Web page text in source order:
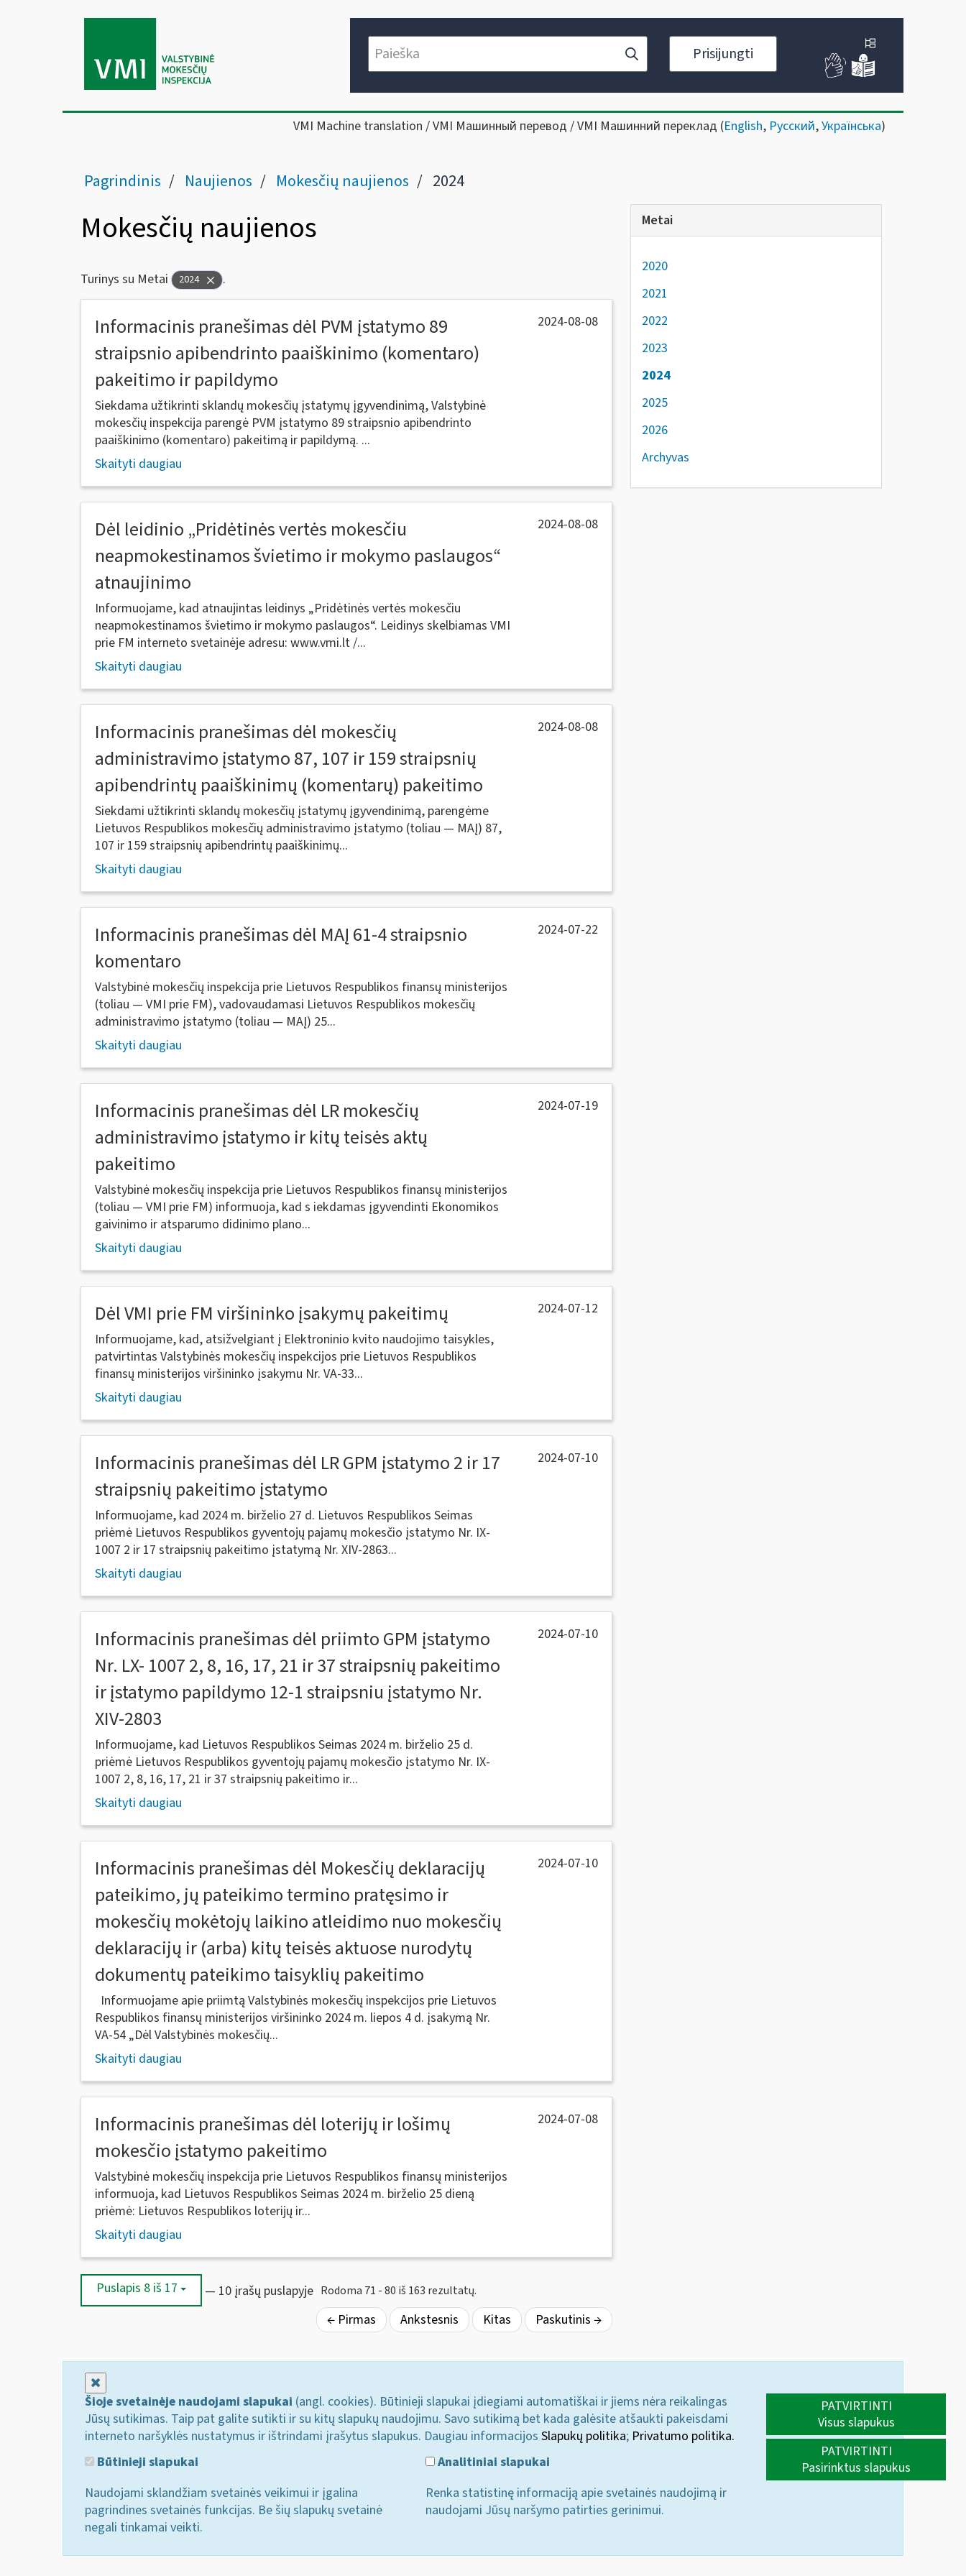
Prisijungti
VMI Machine translation / VMI Машинный перевод / VMI Машинний переклад (English, Русский,Українська)
Pagrindinis Naujienos Mokesčių naujienos 2024
Mokesčių naujienos
Turinys su Metai 2024 .
Informacinis pranešimas dėl PVM įstatymo 89
straipsnio apibendrinto paaiškinimo (komentaro)
pakeitimo ir papildymo
2024-08-08
Siekdama užtikrinti sklandų mokesčių įstatymų įgyvendinimą, Valstybinė
mokesčių inspekcija parengė PVM įstatymo 89 straipsnio apibendrinto
paaiškinimo (komentaro) pakeitimą ir papildymą. ...
Skaityti daugiau
Dėl leidinio „Pridėtinės vertės mokesčiu
neapmokestinamos švietimo ir mokymo paslaugos“
atnaujinimo
2024-08-08
Informuojame, kad atnaujintas leidinys „Pridėtinės vertės mokesčiu
neapmokestinamos švietimo ir mokymo paslaugos“. Leidinys skelbiamas VMI
prie FM interneto svetainėje adresu: www.vmi.lt /...
Skaityti daugiau
Informacinis pranešimas dėl mokesčių
administravimo įstatymo 87, 107 ir 159 straipsnių
apibendrintų paaiškinimų (komentarų) pakeitimo
2024-08-08
Siekdami užtikrinti sklandų mokesčių įstatymų įgyvendinimą, parengėme
Lietuvos Respublikos mokesčių administravimo įstatymo (toliau — MAĮ) 87,
107 ir 159 straipsnių apibendrintų paaiškinimų...
Skaityti daugiau
Informacinis pranešimas dėl MAĮ 61-4 straipsnio
komentaro
2024-07-22
Valstybinė mokesčių inspekcija prie Lietuvos Respublikos finansų ministerijos
(toliau — VMI prie FM), vadovaudamasi Lietuvos Respublikos mokesčių
administravimo įstatymo (toliau — MAĮ) 25...
Skaityti daugiau
Informacinis pranešimas dėl LR mokesčių
administravimo įstatymo ir kitų teisės aktų
pakeitimo
2024-07-19
Valstybinė mokesčių inspekcija prie Lietuvos Respublikos finansų ministerijos
(toliau — VMI prie FM) informuoja, kad s iekdamas įgyvendinti Ekonomikos
gaivinimo ir atsparumo didinimo plano...
Skaityti daugiau
Dėl VMI prie FM viršininko įsakymų pakeitimų
2024-07-12
Informuojame, kad, atsižvelgiant į Elektroninio kvito naudojimo taisykles,
patvirtintas Valstybinės mokesčių inspekcijos prie Lietuvos Respublikos
finansų ministerijos viršininko įsakymu Nr. VA-33...
Skaityti daugiau
Informacinis pranešimas dėl LR GPM įstatymo 2 ir 17
straipsnių pakeitimo įstatymo
2024-07-10
Informuojame, kad 2024 m. birželio 27 d. Lietuvos Respublikos Seimas
priėmė Lietuvos Respublikos gyventojų pajamų mokesčio įstatymo Nr. IX-
1007 2 ir 17 straipsnių pakeitimo įstatymą Nr. XIV-2863...
Skaityti daugiau
Informacinis pranešimas dėl priimto GPM įstatymo
Nr. LX- 1007 2, 8, 16, 17, 21 ir 37 straipsnių pakeitimo
ir įstatymo papildymo 12-1 straipsniu įstatymo Nr.
XIV-2803
2024-07-10
Informuojame, kad Lietuvos Respublikos Seimas 2024 m. birželio 25 d.
priėmė Lietuvos Respublikos gyventojų pajamų mokesčio įstatymo Nr. IX-
1007 2, 8, 16, 17, 21 ir 37 straipsnių pakeitimo ir...
Skaityti daugiau
Informacinis pranešimas dėl Mokesčių deklaracijų
pateikimo, jų pateikimo termino pratęsimo ir
mokesčių mokėtojų laikino atleidimo nuo mokesčių
deklaracijų ir (arba) kitų teisės aktuose nurodytų
dokumentų pateikimo taisyklių pakeitimo
2024-07-10
Informuojame apie priimtą Valstybinės mokesčių inspekcijos prie Lietuvos
Respublikos finansų ministerijos viršininko 2024 m. liepos 4 d. įsakymą Nr.
VA-54 „Dėl Valstybinės mokesčių...
Skaityti daugiau
Informacinis pranešimas dėl loterijų ir lošimų
mokesčio įstatymo pakeitimo
2024-07-08
Valstybinė mokesčių inspekcija prie Lietuvos Respublikos finansų ministerijos
informuoja, kad Lietuvos Respublikos Seimas 2024 m. birželio 25 dieną
priėmė: Lietuvos Respublikos loterijų ir...
Skaityti daugiau
Puslapis 8 iš 17 — 10 įrašų puslapyje Rodoma 71 - 80 iš 163 rezultatų.
← Pirmas Ankstesnis Kitas Paskutinis →
Metai
2020
2021
2022
2023
2024
2025
2026
Archyvas
Šioje svetainėje naudojami slapukai (angl. cookies). Būtinieji slapukai įdiegiami automatiškai ir jiems nėra reikalingas
Jūsų sutikimas. Taip pat galite sutikti ir su kitų slapukų naudojimu. Savo sutikimą bet kada galėsite atšaukti pakeisdami
interneto naršyklės nustatymus ir ištrindami įrašytus slapukus. Daugiau informacijos Slapukų politika; Privatumo politika.
Būtinieji slapukai
Naudojami sklandžiam svetainės veikimui ir įgalina
pagrindines svetainės funkcijas. Be šių slapukų svetainė
negali tinkamai veikti.
Analitiniai slapukai
Renka statistinę informaciją apie svetainės naudojimą ir
naudojami Jūsų naršymo patirties gerinimui.
PATVIRTINTI
Visus slapukus
PATVIRTINTI
Pasirinktus slapukus